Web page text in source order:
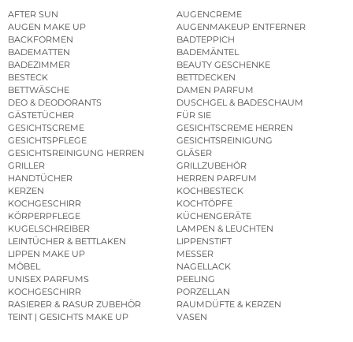
AFTER SUN
AUGENCREME
AUGEN MAKE UP
AUGENMAKEUP ENTFERNER
BACKFORMEN
BADTEPPICH
BADEMATTEN
BADEMÄNTEL
BADEZIMMER
BEAUTY GESCHENKE
BESTECK
BETTDECKEN
BETTWÄSCHE
DAMEN PARFUM
DEO & DEODORANTS
DUSCHGEL & BADESCHAUM
GÄSTETÜCHER
FÜR SIE
GESICHTSCREME
GESICHTSCREME HERREN
GESICHTSPFLEGE
GESICHTSREINIGUNG
GESICHTSREINIGUNG HERREN
GLÄSER
GRILLER
GRILLZUBEHÖR
HANDTÜCHER
HERREN PARFUM
KERZEN
KOCHBESTECK
KOCHGESCHIRR
KOCHTÖPFE
KÖRPERPFLEGE
KÜCHENGERÄTE
KUGELSCHREIBER
LAMPEN & LEUCHTEN
LEINTÜCHER & BETTLAKEN
LIPPENSTIFT
LIPPEN MAKE UP
MESSER
MÖBEL
NAGELLACK
UNISEX PARFUMS
PEELING
KOCHGESCHIRR
PORZELLAN
RASIERER & RASUR ZUBEHÖR
RAUMDÜFTE & KERZEN
TEINT | GESICHTS MAKE UP
VASEN